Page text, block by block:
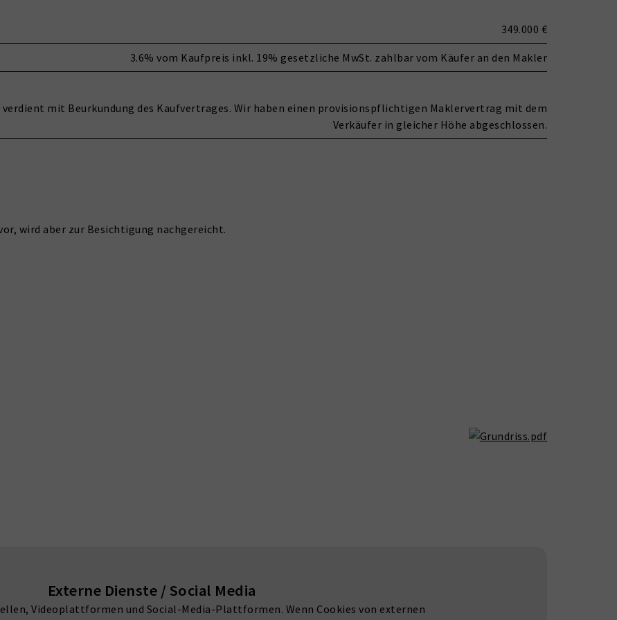
349.000 €
3.6% vom Kaufpreis inkl. 19% gesetzliche MwSt. zahlbar vom Käufer an den Makler
mit Beurkundung des Kaufvertrages. Wir haben einen provisionspflichtigen Maklervertrag mit dem
Verkäufer in gleicher Höhe abgeschlossen.
wird aber zur Besichtigung nachgereicht.
Externe Dienste / Social Media
Videoplattformen und Social-Media-Plattformen. Wenn Cookies von externen